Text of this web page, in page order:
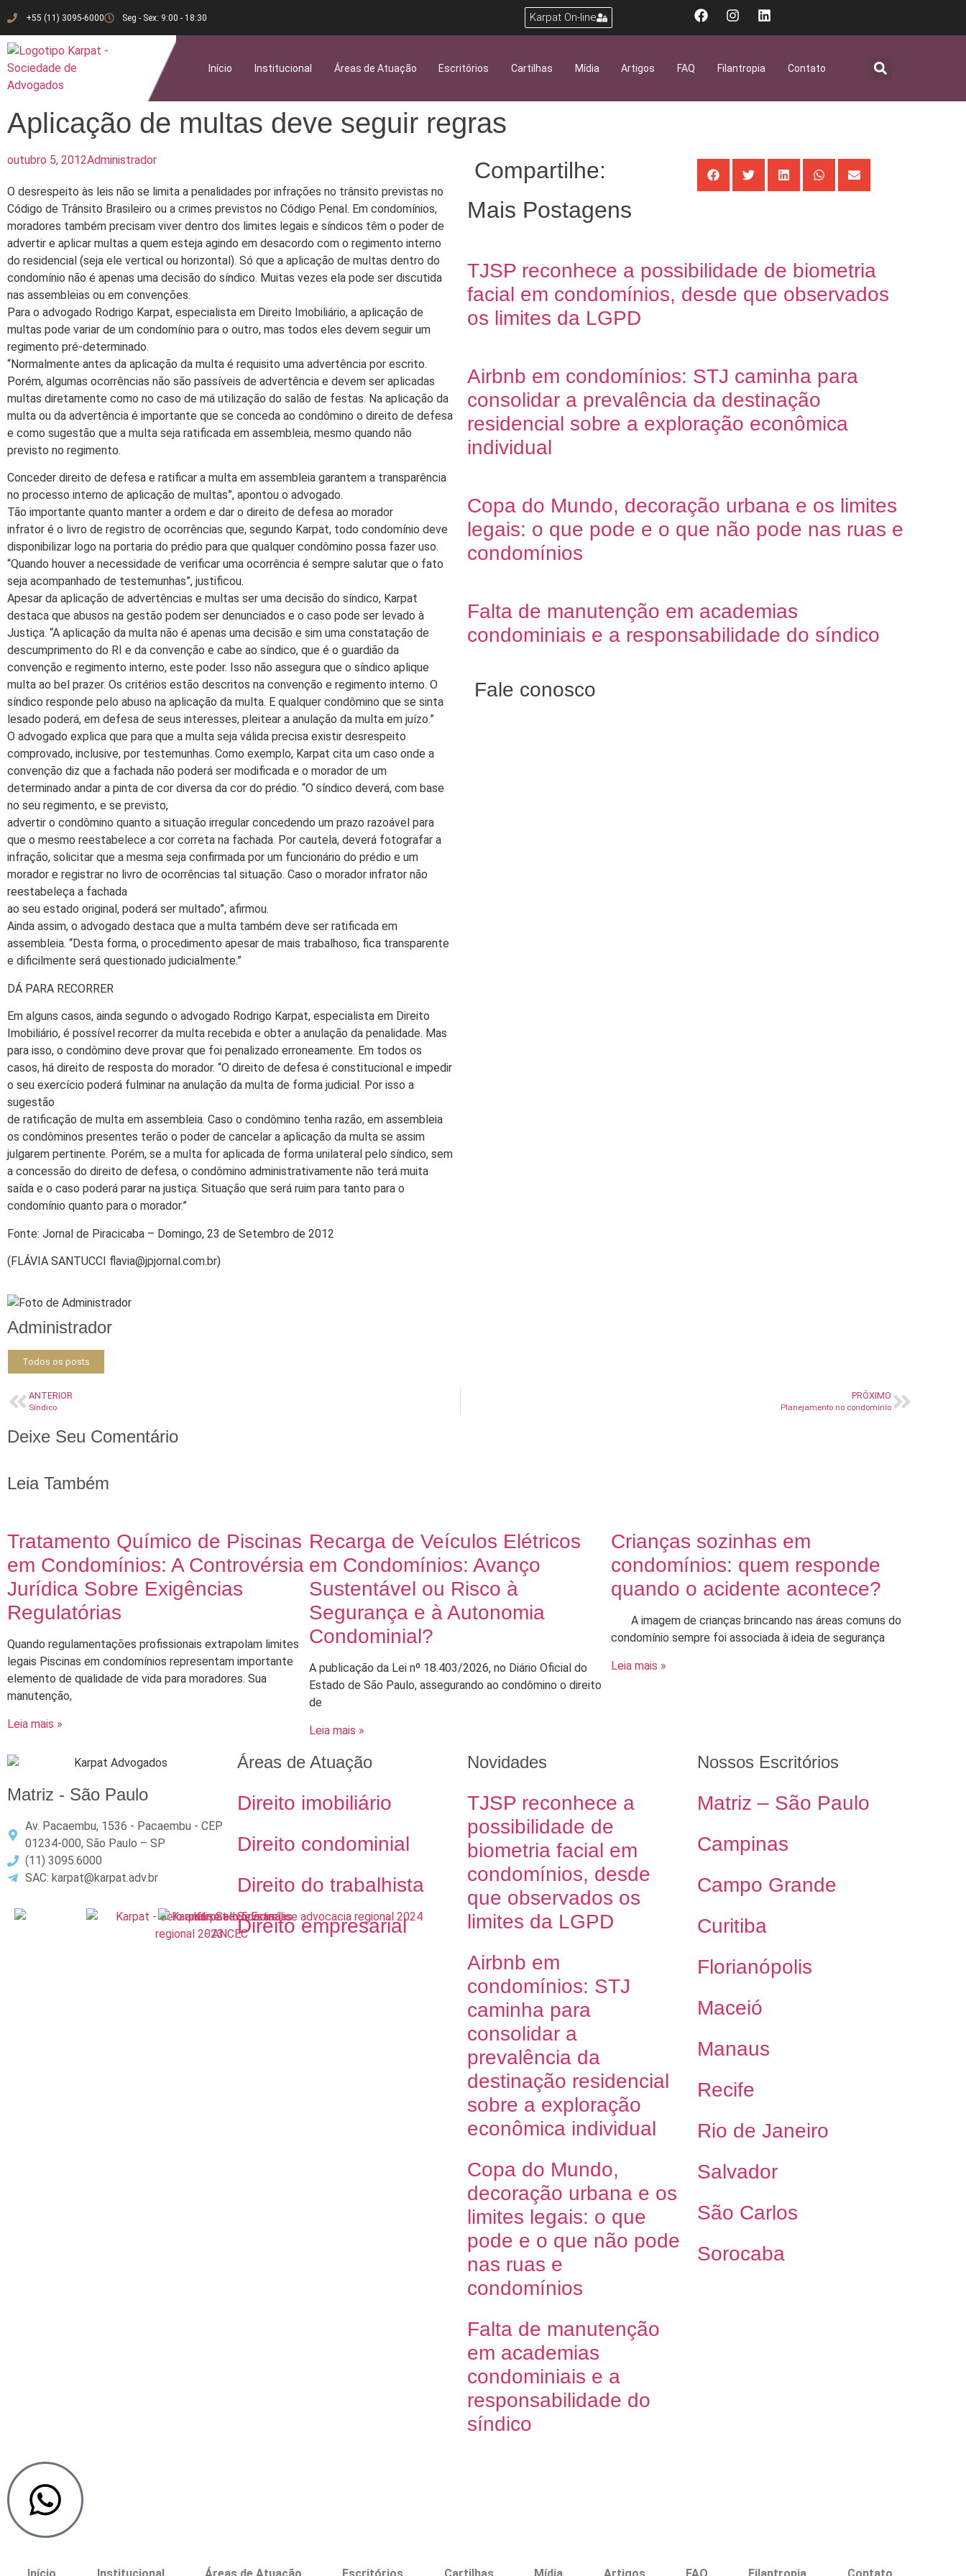
+55 (11) 3095-6000 Seg - Sex: 9:00 - 18:30 Karpat On-line
Início Institucional Áreas de Atuação Escritórios Cartilhas Mídia Artigos FAQ Filantropia Contato
Aplicação de multas deve seguir regras
outubro 5, 2012Administrador
O desrespeito às leis não se limita a penalidades por infrações no trânsito previstas no
Código de Trânsito Brasileiro ou a crimes previstos no Código Penal. Em condomínios,
moradores também precisam viver dentro dos limites legais e síndicos têm o poder de
advertir e aplicar multas a quem esteja agindo em desacordo com o regimento interno
do residencial (seja ele vertical ou horizontal). Só que a aplicação de multas dentro do
condomínio não é apenas uma decisão do síndico. Muitas vezes ela pode ser discutida
nas assembleias ou em convenções.
Para o advogado Rodrigo Karpat, especialista em Direito Imobiliário, a aplicação de
multas pode variar de um condomínio para o outro, mas todos eles devem seguir um
regimento pré-determinado.
“Normalmente antes da aplicação da multa é requisito uma advertência por escrito.
Porém, algumas ocorrências não são passíveis de advertência e devem ser aplicadas
multas diretamente como no caso de má utilização do salão de festas. Na aplicação da
multa ou da advertência é importante que se conceda ao condômino o direito de defesa
e como sugestão que a multa seja ratificada em assembleia, mesmo quando não
previsto no regimento.
Conceder direito de defesa e ratificar a multa em assembleia garantem a transparência
no processo interno de aplicação de multas”, apontou o advogado.
Tão importante quanto manter a ordem e dar o direito de defesa ao morador
infrator é o livro de registro de ocorrências que, segundo Karpat, todo condomínio deve
disponibilizar logo na portaria do prédio para que qualquer condômino possa fazer uso.
“Quando houver a necessidade de verificar uma ocorrência é sempre salutar que o fato
seja acompanhado de testemunhas”, justificou.
Apesar da aplicação de advertências e multas ser uma decisão do síndico, Karpat
destaca que abusos na gestão podem ser denunciados e o caso pode ser levado à
Justiça. “A aplicação da multa não é apenas uma decisão e sim uma constatação de
descumprimento do RI e da convenção e cabe ao síndico, que é o guardião da
convenção e regimento interno, este poder. Isso não assegura que o síndico aplique
multa ao bel prazer. Os critérios estão descritos na convenção e regimento interno. O
síndico responde pelo abuso na aplicação da multa. E qualquer condômino que se sinta
lesado poderá, em defesa de seus interesses, pleitear a anulação da multa em juízo.”
O advogado explica que para que a multa seja válida precisa existir desrespeito
comprovado, inclusive, por testemunhas. Como exemplo, Karpat cita um caso onde a
convenção diz que a fachada não poderá ser modificada e o morador de um
determinado andar a pinta de cor diversa da cor do prédio. “O síndico deverá, com base
no seu regimento, e se previsto,
advertir o condômino quanto a situação irregular concedendo um prazo razoável para
que o mesmo reestabelece a cor correta na fachada. Por cautela, deverá fotografar a
infração, solicitar que a mesma seja confirmada por um funcionário do prédio e um
morador e registrar no livro de ocorrências tal situação. Caso o morador infrator não
reestabeleça a fachada
ao seu estado original, poderá ser multado”, afirmou.
Ainda assim, o advogado destaca que a multa também deve ser ratificada em
assembleia. “Desta forma, o procedimento apesar de mais trabalhoso, fica transparente
e dificilmente será questionado judicialmente.”
DÁ PARA RECORRER
Em alguns casos, ainda segundo o advogado Rodrigo Karpat, especialista em Direito
Imobiliário, é possível recorrer da multa recebida e obter a anulação da penalidade. Mas
para isso, o condômino deve provar que foi penalizado erroneamente. Em todos os
casos, há direito de resposta do morador. “O direito de defesa é constitucional e impedir
o seu exercício poderá fulminar na anulação da multa de forma judicial. Por isso a
sugestão
de ratificação de multa em assembleia. Caso o condômino tenha razão, em assembleia
os condôminos presentes terão o poder de cancelar a aplicação da multa se assim
julgarem pertinente. Porém, se a multa for aplicada de forma unilateral pelo síndico, sem
a concessão do direito de defesa, o condômino administrativamente não terá muita
saída e o caso poderá parar na justiça. Situação que será ruim para tanto para o
condomínio quanto para o morador.”
Fonte: Jornal de Piracicaba – Domingo, 23 de Setembro de 2012
(FLÁVIA SANTUCCI flavia@jpjornal.com.br)
Administrador
Todos os posts
Compartilhe:
Mais Postagens
TJSP reconhece a possibilidade de biometria
facial em condomínios, desde que observados
os limites da LGPD
Airbnb em condomínios: STJ caminha para
consolidar a prevalência da destinação
residencial sobre a exploração econômica
individual
Copa do Mundo, decoração urbana e os limites
legais: o que pode e o que não pode nas ruas e
condomínios
Falta de manutenção em academias
condominiais e a responsabilidade do síndico
Fale conosco
ANTERIOR
Síndico
PRÓXIMO
Planejamento no condomínio
Deixe Seu Comentário
Leia Também
Tratamento Químico de Piscinas
em Condomínios: A Controvérsia
Jurídica Sobre Exigências
Regulatórias
Quando regulamentações profissionais extrapolam limites
legais Piscinas em condomínios representam importante
elemento de qualidade de vida para moradores. Sua
manutenção,
Leia mais »
Recarga de Veículos Elétricos
em Condomínios: Avanço
Sustentável ou Risco à
Segurança e à Autonomia
Condominial?
A publicação da Lei nº 18.403/2026, no Diário Oficial do
Estado de São Paulo, assegurando ao condômino o direito
de
Leia mais »
Crianças sozinhas em
condomínios: quem responde
quando o acidente acontece?
A imagem de crianças brincando nas áreas comuns do
condomínio sempre foi associada à ideia de segurança
Leia mais »
Matriz - São Paulo
Av. Pacaembu, 1536 - Pacaembu - CEP
01234-000, São Paulo – SP
(11) 3095.6000
SAC: karpat@karpat.adv.br
Áreas de Atuação
Direito imobiliário
Direito condominial
Direito do trabalhista
Direito empresarial
Novidades
TJSP reconhece a
possibilidade de
biometria facial em
condomínios, desde
que observados os
limites da LGPD
Airbnb em
condomínios: STJ
caminha para
consolidar a
prevalência da
destinação residencial
sobre a exploração
econômica individual
Copa do Mundo,
decoração urbana e os
limites legais: o que
pode e o que não pode
nas ruas e
condomínios
Falta de manutenção
em academias
condominiais e a
responsabilidade do
síndico
Nossos Escritórios
Matriz – São Paulo
Campinas
Campo Grande
Curitiba
Florianópolis
Maceió
Manaus
Recife
Rio de Janeiro
Salvador
São Carlos
Sorocaba